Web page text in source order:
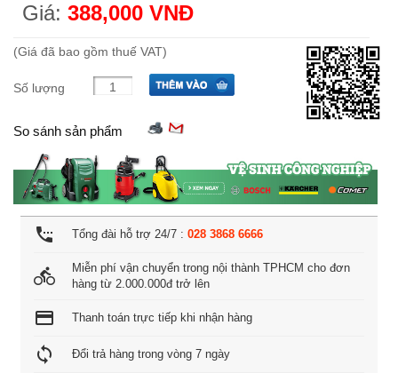
Giá: 388,000 VNĐ
(Giá đã bao gồm thuế VAT)
Số lượng
So sánh sản phẩm
settings_phone Tổng đài hỗ trợ 24/7 : 028 3868 6666
directions_bike
Miễn phí vận chuyển trong nội thành TPHCM cho đơn
hàng từ 2.000.000đ trở lên
credit_card Thanh toán trực tiếp khi nhận hàng
loop Đổi trả hàng trong vòng 7 ngày